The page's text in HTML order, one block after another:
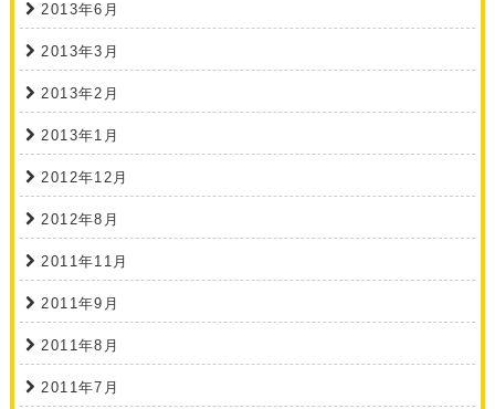
2013年6月
2013年3月
2013年2月
2013年1月
2012年12月
2012年8月
2011年11月
2011年9月
2011年8月
2011年7月